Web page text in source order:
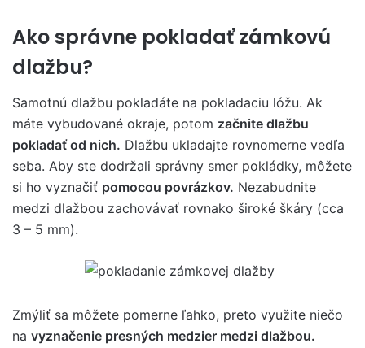
Ako správne pokladať zámkovú
dlažbu?
Samotnú dlažbu pokladáte na pokladaciu lóžu. Ak
máte vybudované okraje, potom začnite dlažbu
pokladať od nich. Dlažbu ukladajte rovnomerne vedľa
seba. Aby ste dodržali správny smer pokládky, môžete
si ho vyznačiť pomocou povrázkov. Nezabudnite
medzi dlažbou zachovávať rovnako široké škáry (cca
3 – 5 mm).
Zmýliť sa môžete pomerne ľahko, preto využite niečo
na vyznačenie presných medzier medzi dlažbou.